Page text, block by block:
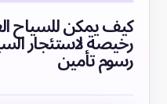
كيف يمكن للسياح
رخيصة لاستئجار
رسوم تأمين